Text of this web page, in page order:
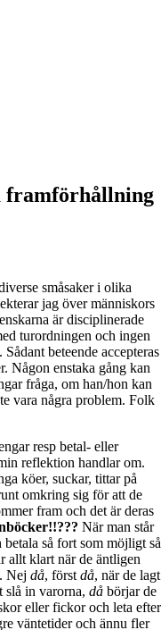
framförhållning
småsaker i olika
jag över människors
är disciplinerade
turordningen och ingen
beteende accepteras
Någon enstaka gång kan
fråga, om han/hon kan
vara några problem. Folk
resp betal- eller
reflektion handlar om.
köer, suckar, tittar på
omkring sig för att de
fram och det är deras
När man står
så fort som möjligt så
allt klart när de äntligen
Nej då, först då, när de lagt
slå in varorna, då börjar de
eller fickor och leta efter
väntetider och ännu fler